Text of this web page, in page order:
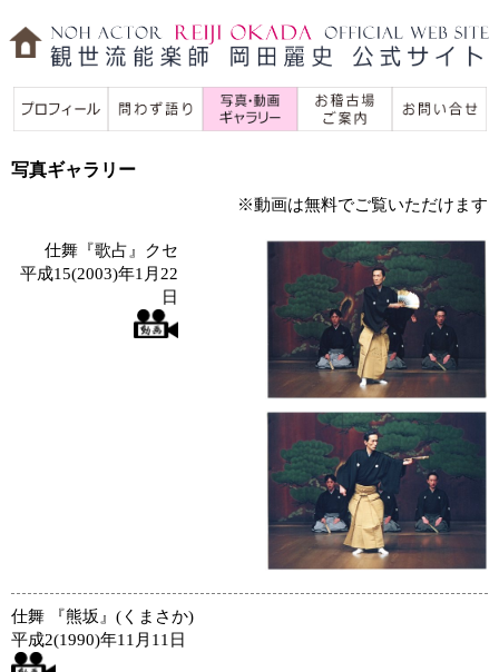
写真ギャラリー
※動画は無料でご覧いただけます
仕舞『歌占』クセ
平成15(2003)年1月22
日
仕舞 『熊坂』(くまさか)
平成2(1990)年11月11日